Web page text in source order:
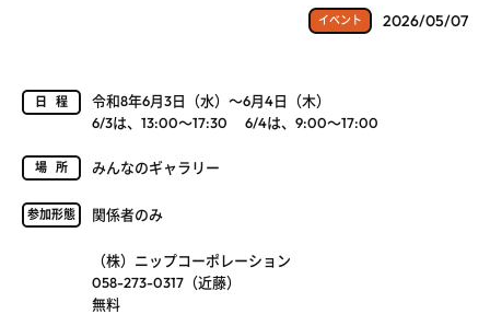
イベント 2026/05/07
日程
令和8年6月3日（水）～6月4日（木）
6/3は、13:00～17:30 6/4は、9:00～17:00
場所 みんなのギャラリー
参加形態 関係者のみ
（株）ニップコーポレーション
058-273-0317（近藤）
無料